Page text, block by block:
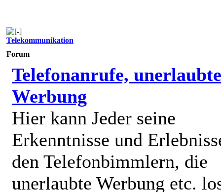
Telekommunikation
Forum
Telefonanrufe, unerlaubte
Werbung
Hier kann Jeder seine
Erkenntnisse und
den Telefonbimmlern, die
unerlaubte Werbung etc.